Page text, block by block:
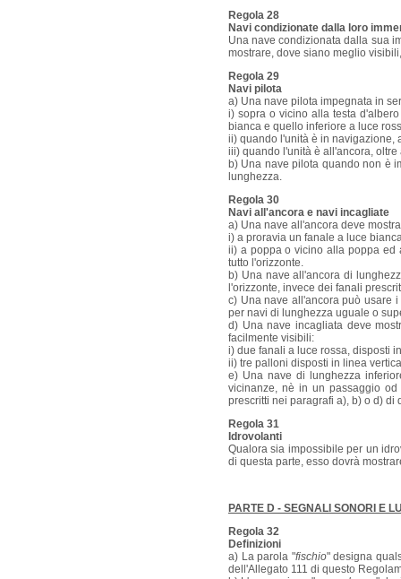
Regola 28
Navi condizionate dalla loro
Una nave condizionata dalla sua
mostrare, dove siano meglio
Regola 29
Navi pilota
a) Una nave pilota impegnata in
i) sopra o vicino alla testa
bianca e quello inferiore a luce
ii) quando l'unità è in navigazione,
iii) quando l'unità è all'ancora,
b) Una nave pilota quando non è
lunghezza.
Regola 30
Navi all'ancora e navi incagliate
a) Una nave all'ancora deve
i) a proravia un fanale a luce
ii) a poppa o vicino alla poppa ed
tutto l'orizzonte.
b) Una nave all'ancora di
l'orizzonte, invece dei fanali
c) Una nave all'ancora può usare
per navi di lunghezza uguale o
d) Una nave incagliata deve
facilmente visibili:
i) due fanali a luce rossa, disposti
ii) tre palloni disposti in linea
e) Una nave di lunghezza
vicinanze, nè in un passaggio
prescritti nei paragrafi a), b) o d) di
Regola 31
Idrovolanti
Qualora sia impossibile per un
di questa parte, esso dovrà
PARTE D - SEGNALI SONORI E
Regola 32
Definizioni
a) La parola "fischio" designa
dell'Allegato 111 di questo